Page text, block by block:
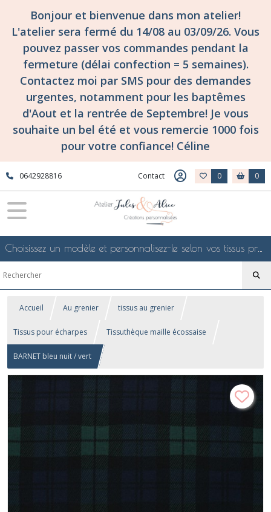
Bonjour et bienvenue dans mon atelier!
L'atelier sera fermé du 14/08 au 03/09/26. Vous
pouvez passer vos commandes pendant la
fermeture (délai confection = 5 semaines).
Contactez moi par SMS pour des demandes
urgentes, notamment pour les baptêmes
d'Aout et la rentrée de Septembre! Je vous
souhaite un bel été et vous remercie 1000 fois
pour votre confiance! Céline
0642928816 Contact 0 0
Choisissez un modèle et personnalisez-le selon vos tissus préférés de mes collections en ligne, je le confectionnerai selon vos souhaits
Accueil Au grenier tissus au grenier
Tissus pour écharpes Tissuthèque maille écossaise
BARNET bleu nuit / vert